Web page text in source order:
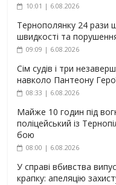
10:01 | 6.08.2026
Тернополянку 24 рази
швидкості та
09:09 | 6.08.2026
Сім судів і три
навколо Пантеону
08:33 | 6.08.2026
Майже 10 годин під
поліцейський із
бою
08:00 | 6.08.2026
У справі вбивства
крапку: апеляцію